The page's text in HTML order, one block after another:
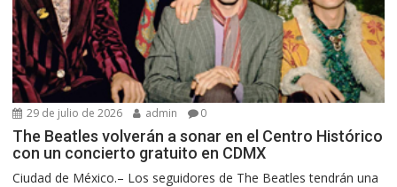
29 de julio de 2026 admin 0
The Beatles volverán a sonar en el Centro Histórico
con un concierto gratuito en CDMX
Ciudad de México.– Los seguidores de The Beatles tendrán una